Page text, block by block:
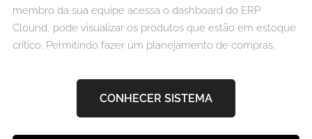
membro da sua equipe acessa o dashboard do ERP
Clound, pode visualizar os produtos que estão em estoque
crítico. Permitindo fazer um planejamento de compras.
CONHECER SISTEMA